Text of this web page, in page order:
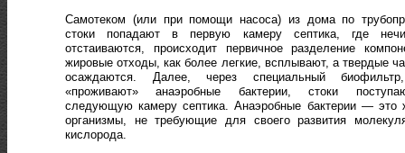
Самотеком (или при помощи насоса) из дома по
стоки попадают в первую камеру септика, где
отстаиваются, происходит первичное разделение
жировые отходы, как более легкие, всплывают, а твердые
осаждаются. Далее, через специальный
«проживают» анаэробные бактерии, стоки
следующую камеру септика. Анаэробные бактерии — это
организмы, не требующие для своего развития
кислорода.